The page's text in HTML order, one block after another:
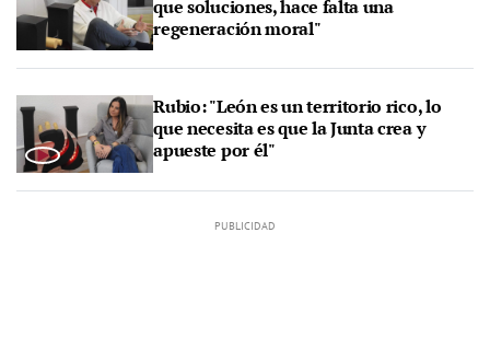
que soluciones, hace falta una
regeneración moral"
Rubio: "León es un territorio rico, lo
que necesita es que la Junta crea y
apueste por él"